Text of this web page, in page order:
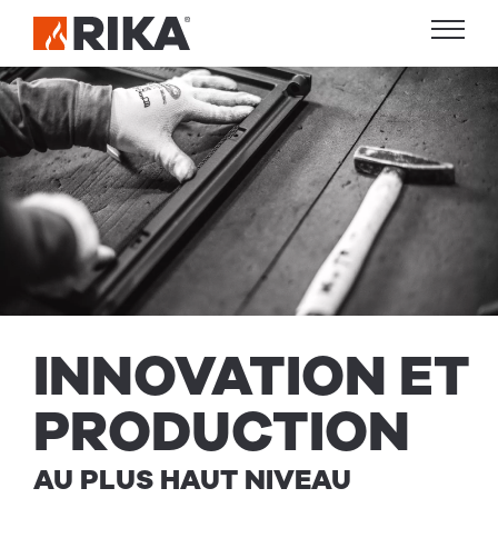
INNO­VA­TION ET
PRO­DUC­TION
AU PLUS HAUT NIVEAU